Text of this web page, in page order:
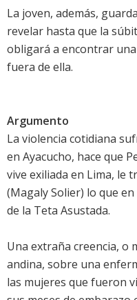
La joven, además,
revelar hasta que la
obligará a encontrar
fuera de ella.
Argumento
La violencia cotidiana
en Ayacucho, hace que
vive exiliada en Lima, le
(Magaly Solier) lo que
de la Teta Asustada.
Una extraña creencia, o
andina, sobre una
las mujeres que fueron